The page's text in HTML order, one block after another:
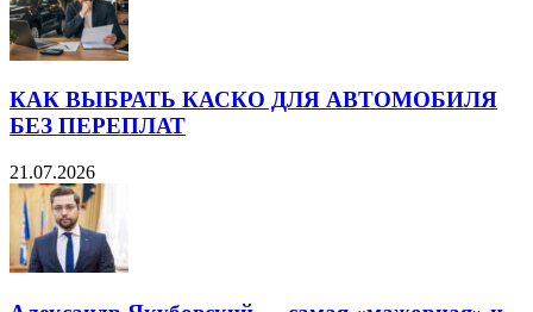
КАК ВЫБРАТЬ КАСКО ДЛЯ АВТОМОБИЛЯ
БЕЗ ПЕРЕПЛАТ
21.07.2026